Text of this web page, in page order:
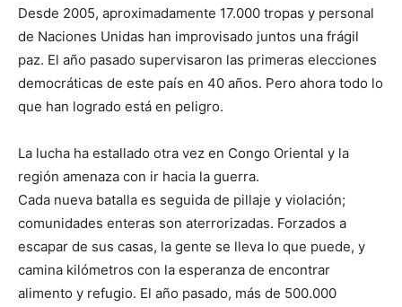
Desde 2005, aproximadamente 17.000 tropas y personal
de Naciones Unidas han improvisado juntos una frágil
paz. El año pasado supervisaron las primeras elecciones
democráticas de este país en 40 años. Pero ahora todo lo
que han logrado está en peligro.
La lucha ha estallado otra vez en Congo Oriental y la
región amenaza con ir hacia la guerra.
Cada nueva batalla es seguida de pillaje y violación;
comunidades enteras son aterrorizadas. Forzados a
escapar de sus casas, la gente se lleva lo que puede, y
camina kilómetros con la esperanza de encontrar
alimento y refugio. El año pasado, más de 500.000